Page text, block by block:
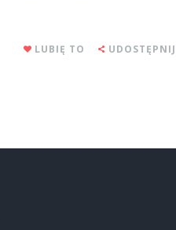
LUBIĘ TO UDOSTĘPNIJ